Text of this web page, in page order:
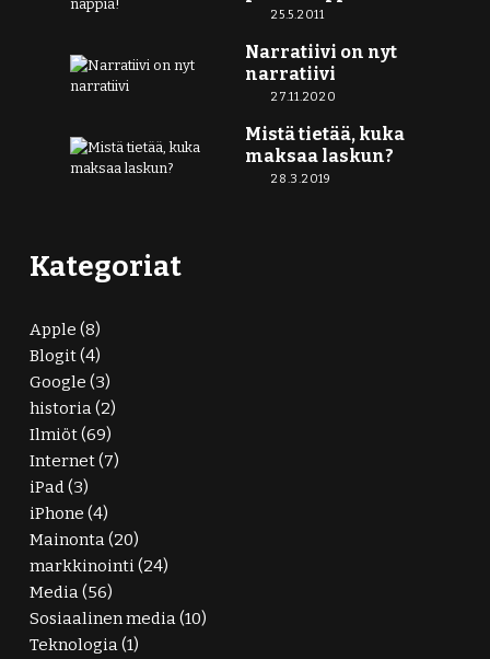
25.5.2011
Narratiivi on nyt
narratiivi
27.11.2020
Mistä tietää, kuka
maksaa laskun?
28.3.2019
Kategoriat
Apple (8)
Blogit(4)
Google (3)
historia(2)
Ilmiöt(69)
Internet(7)
iPad(3)
iPhone (4)
Mainonta(20)
markkinointi(24)
Media(56)
Sosiaalinen media(10)
Teknologia(1)